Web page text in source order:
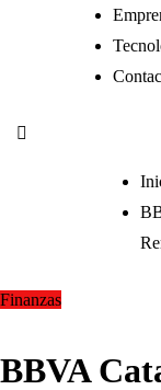
Finanzas
BBVA